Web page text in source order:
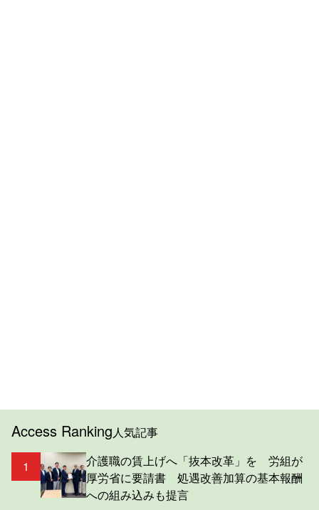
Access Ranking人気記事
1
介護職の賃上げへ「抜本改革」を 労組が
厚労省に要請書 処遇改善加算の基本報酬
への組み込みも提言